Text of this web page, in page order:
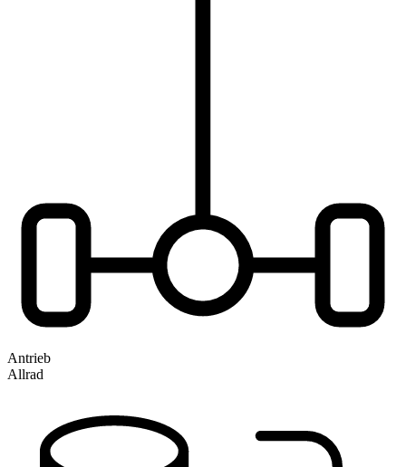
Antrieb
Allrad